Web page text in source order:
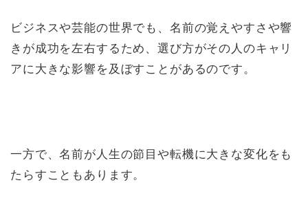
ビジネスや芸能の世界でも、名前の覚えやすさや響
きが成功を左右するため、選び方がその人のキャリ
アに大きな影響を及ぼすことがあるのです。
一方で、名前が人生の節目や転機に大きな変化をも
たらすこともあります。